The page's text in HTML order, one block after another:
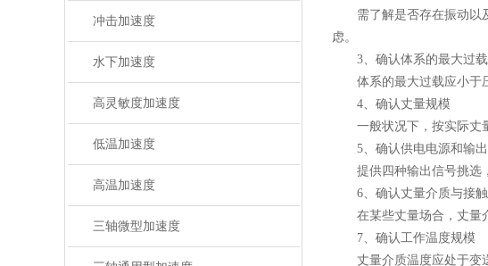
冲击加速度
水下加速度
高灵敏度加速度
低温加速度
高温加速度
三轴微型加速度
需了解是否存在振动以及
虑。
3、确认体系的最大过载
体系的最大过载应小于压
4、确认丈量规模
一般状况下，按实际丈量
5、确认供电电源和输出
提供四种输出信号挑选，
6、确认丈量介质与接触
在某些丈量场合，丈量介
7、确认工作温度规模
丈量介质温度应处于变送